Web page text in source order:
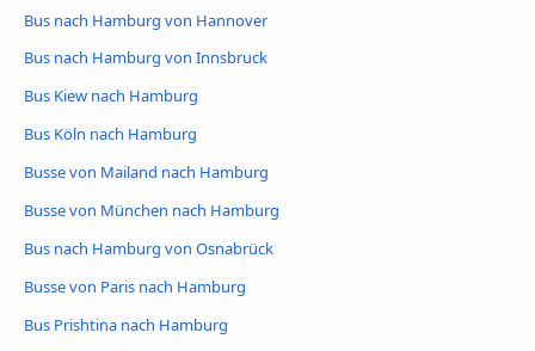
Bus nach Hamburg von Hannover
Bus nach Hamburg von Innsbruck
Bus Kiew nach Hamburg
Bus Köln nach Hamburg
Busse von Mailand nach Hamburg
Busse von München nach Hamburg
Bus nach Hamburg von Osnabrück
Busse von Paris nach Hamburg
Bus Prishtina nach Hamburg